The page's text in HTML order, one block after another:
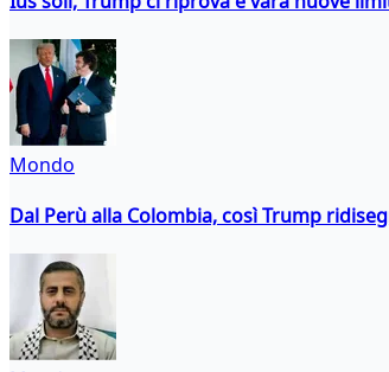
Mondo
Dal Perù alla Colombia, così Trump